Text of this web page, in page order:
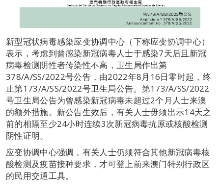
新型冠状病毒感染应变协调中心（下称应变协调中心）
表示，考虑到曾感染新冠病毒人士于感染7天后且新冠
病毒检测阴性者传染性不高，卫生局作出第
378/A/SS/2022号公告，由2022年8月16日零时起，终
止第173/A/SS/2022号卫生局公告。第173/A/SS/2022
号卫生局公告为曾感染新冠病毒未超过2个月人士来澳
的额外措施。新公告生效后，有关人士毋须出示14天之
前的相隔至少24小时连续3次新冠病毒抗原或核酸检测
阴性证明。
应变协调中心强调，有关人士仍须符合其他新冠病毒核
酸检测及疫苗接种要求，才可登上前来澳门特别行政区
的民用交通工具。